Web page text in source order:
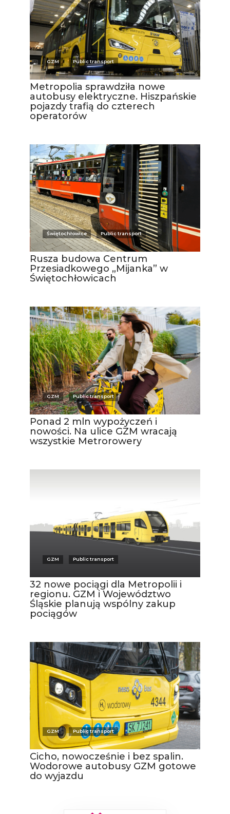
GZM Public transport
Metropolia sprawdziła nowe
autobusy elektryczne. Hiszpańskie
pojazdy trafią do czterech
operatorów
Świętochłowice Public transport
Rusza budowa Centrum
Przesiadkowego „Mijanka” w
Świętochłowicach
GZM Public transport
Ponad 2 mln wypożyczeń i
nowości. Na ulice GZM wracają
wszystkie Metrorowery
GZM Public transport
32 nowe pociągi dla Metropolii i
regionu. GZM i Województwo
Śląskie planują wspólny zakup
pociągów
GZM Public transport
Cicho, nowocześnie i bez spalin.
Wodorowe autobusy GZM gotowe
do wyjazdu